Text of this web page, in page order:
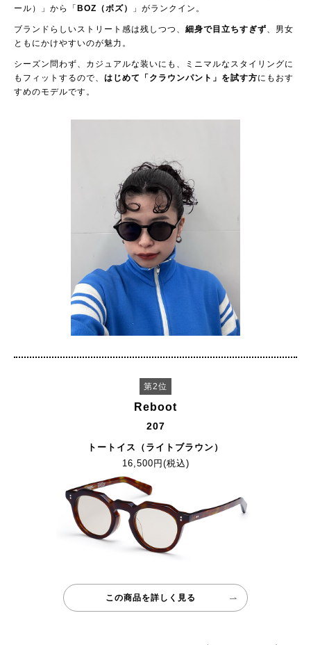
ール）」から「BOZ（ボズ） 」がランクイン。
ブランドらしいストリート感は残しつつ、 細身で目立ちすぎず 、男女
ともにかけやすいのが魅力。
シーズン問わず、カジュアルな装いにも、ミニマルなスタイリングに
もフィットするので、 はじめて「クラウンパント」を試す方にもおす
すめのモデルです。
第2位
Reboot
207
トートイス（ライトブラウン）
16,500円(税込)
この商品を詳しく見る